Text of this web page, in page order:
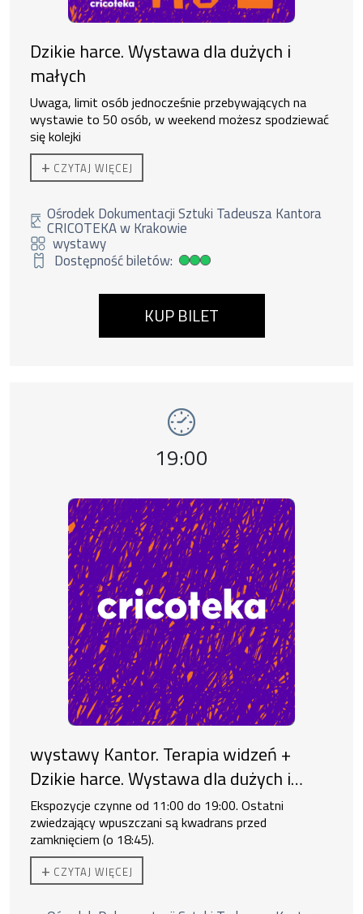
Dzikie harce. Wystawa dla dużych i
małych
Uwaga, limit osób jednocześnie przebywających na
wystawie to 50 osób, w weekend możesz spodziewać
się kolejki
Ekspozycja czynna od 11:00 do 19:00.
Do zakupu biletu rodzinnego uprawnione są
dorosłe + 3 dzieci lub 1 os. dorosła + 4 dzieci.
zostawiają małych bez opieki.
+ CZYTAJ WIĘCEJ
Ośrodek Dokumentacji Sztuki Tadeusza Kantora
CRICOTEKA w Krakowie
wystawy
Dostępność biletów:
Duża dostępność biletów
KUP BILET
Godzina wydarzenia,
19:00
wystawy Kantor. Terapia widzeń +
Dzikie harce. Wystawa dla dużych i
małych
Ekspozycje czynne od 11:00 do 19:00. Ostatni
zwiedzający wpuszczani są kwadrans przed
zamknięciem (o 18:45).
+ CZYTAJ WIĘCEJ